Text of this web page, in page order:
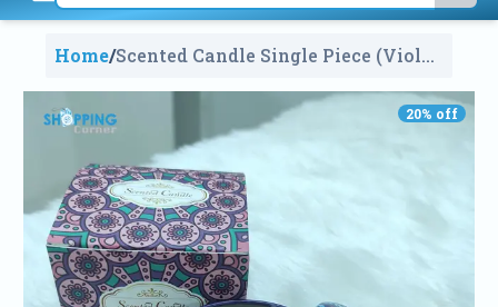
Home/Scented Candle Single Piece (Violet
20% off